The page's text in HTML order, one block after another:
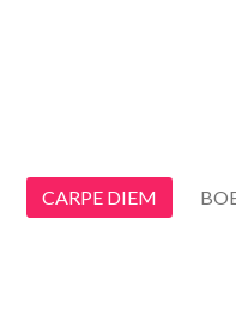
CARPE DIEM